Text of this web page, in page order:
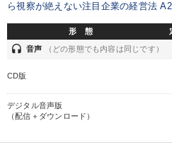
最新刊・戦略参謀ChatGPT実戦法
目的別
財務・数字力の向上 新事業・
ら視察が絶えない注目企業の経営法
形 態
headset 音声 （どの形態でも内容は同じです）
CD版
デジタル音声版
（配信＋ダウンロード）